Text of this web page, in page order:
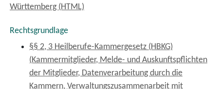
Württemberg (HTML)
Rechtsgrundlage
§§ 2, 3 Heilberufe-Kammergesetz (HBKG)
(Kammermitglieder, Melde- und Auskunftspflichten
der Mitglieder, Datenverarbeitung durch die
Kammern, Verwaltungszusammenarbeit mit